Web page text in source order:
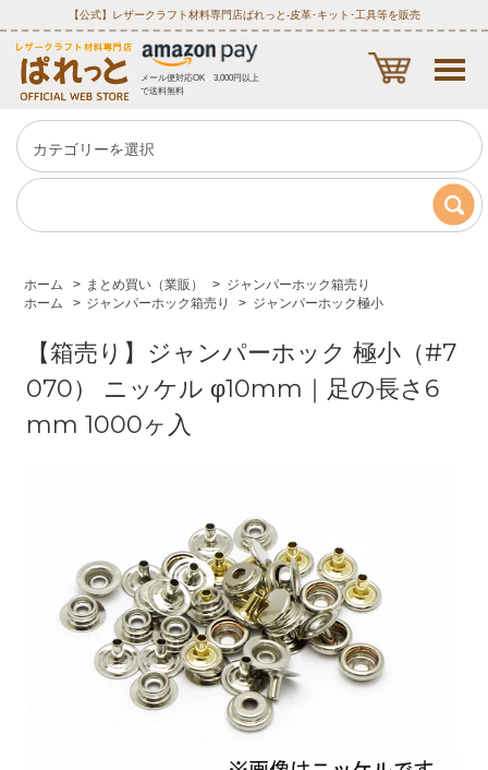
【公式】レザークラフト材料専門店ぱれっと‐皮革･キット･工具等を販売
メール便対応OK 3,000円以上
で送料無料
ホーム > まとめ買い（業販） > ジャンパーホック箱売り
ホーム
> ジャンパーホック箱売り > ジャンパーホック極小
【箱売り】ジャンパーホック 極小（#7
070） ニッケル φ10mm｜足の長さ6
mm 1000ヶ入